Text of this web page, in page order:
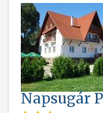
Napsugár